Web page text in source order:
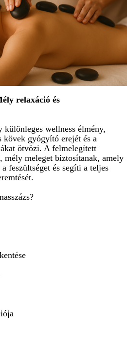
relaxáció és
különleges wellness élmény,
gyógyító erejét és a
ötvözi. A felmelegített
mély meleget biztosítanak, amely
feszültséget és segíti a teljes